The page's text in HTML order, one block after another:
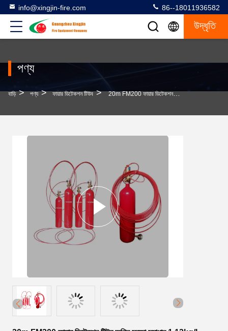
info@xingjin-fire.com 86--18011936582
উদ্ধৃতি
পণ্য
বাড়ি > পণ্য > ফায়ার ডিটেকশন টিউব > 20m FM200 ফায়ার ডিটেকশন টিউব অগ্নি সুরক্ষা সমাধান 1.12kg/L